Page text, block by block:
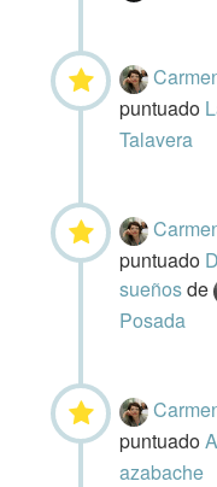
puntuado
Talavera
puntuado
sueñosde
Posada
puntuado
azabache